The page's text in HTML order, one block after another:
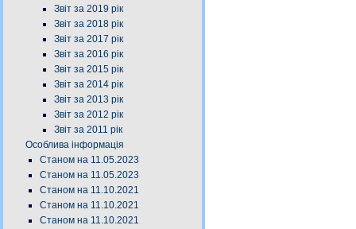
Звіт за 2019 рік
Звіт за 2018 рік
Звіт за 2017 рік
Звіт за 2016 рік
Звіт за 2015 рік
Звіт за 2014 рік
Звіт за 2013 рік
Звіт за 2012 рік
Звіт за 2011 рік
Особлива інформація
Станом на 11.05.2023
Станом на 11.05.2023
Станом на 11.10.2021
Станом на 11.10.2021
Станом на 11.10.2021